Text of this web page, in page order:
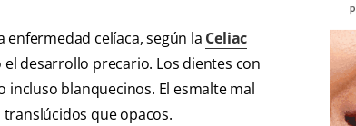
celíaca, según la Celiac
desarrollo precario. Los dientes con
blanquecinos. El esmalte mal
que opacos.